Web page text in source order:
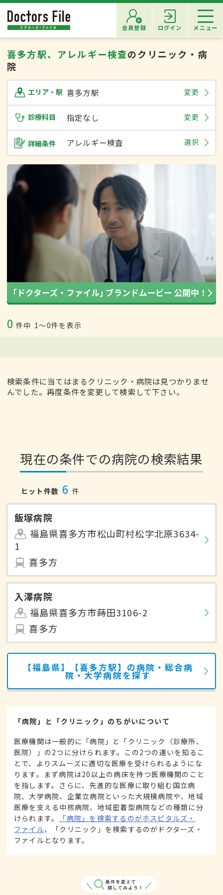
会員登録 ログイン メニュー
喜多方駅、アレルギー検査のクリニック・病
院
エリア・駅 喜多方駅 変更
診療科目 指定なし 変更
詳細条件 アレルギー検査 選択
0 件中 1〜0件を表示
検索条件に当てはまるクリニック・病院は見つかりませ
んでした。再度条件を変更して検索して下さい。
現在の条件での病院の検索結果
ヒット件数 6 件
飯塚病院
福島県喜多方市松山町村松字北原3634-
1
喜多方
入澤病院
福島県喜多方市蒔田3106-2
喜多方
【福島県】【喜多方駅】の病院・総合病
院・大学病院を探す
「病院」と「クリニック」のちがいについて
医療機関は一般的に「病院」と「クリニック（診療所、
医院）」の2つに分けられます。この2つの違いを知るこ
とで、よりスムーズに適切な医療を受けられるようにな
ります。まず病院は20以上の病床を持つ医療機関のこと
を指します。さらに、先進的な医療に取り組む国立病
院、大学病院、企業立病院といった大規模病院や、地域
医療を支える中核病院、地域密着型病院などの種類に分
けられます。
「病院」を検索するのがホスピタルズ・
ファイル、「クリニック」を検索するのがドクターズ・
ファイルとなります。